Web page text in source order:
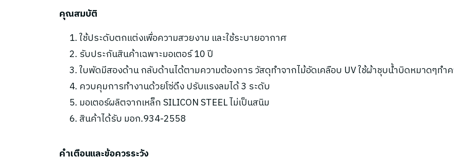
คุณสมบัติ
ใช้ประดับตกแต่งเพื่อความสวยงาม และใช้ระบายอากาศ
รับประกันสินค้าเฉพาะมอเตอร์ 10 ปี
ใบพัดมีสองด้าน กลับด้านได้ตามความต้องการ วัสดุทำจากไม้อัดเคลือบ UV ใช้ผ้าชุบน้ำบิดหมาดๆทำ
ควบคุมการทำงานด้วยโซ่ดึง ปรับแรงลมได้ 3 ระดับ
มอเตอร์ผลิตจากเหล็ก SILICON STEEL ไม่เป็นสนิม
สินค้าได้รับ มอก.934-2558
คำเตือนและข้อควรระวัง